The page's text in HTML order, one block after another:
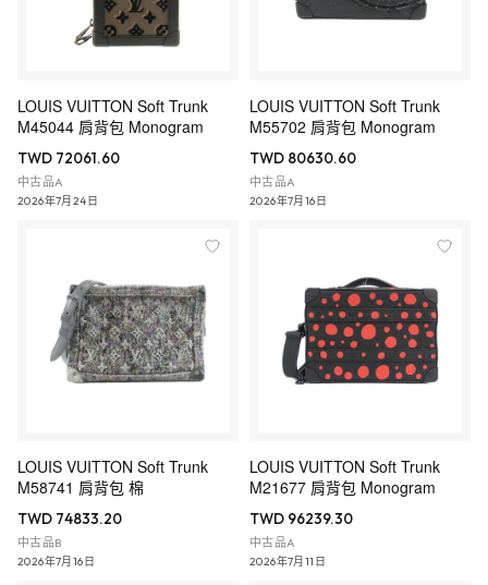
LOUIS VUITTON Soft Trunk
M45044 肩背包 Monogram
TWD 72061.60
中古品A
2026年7月24日
LOUIS VUITTON Soft Trunk
M55702 肩背包 Monogram
TWD 80630.60
中古品A
2026年7月16日
LOUIS VUITTON Soft Trunk
M58741 肩背包 棉
TWD 74833.20
中古品B
2026年7月16日
LOUIS VUITTON Soft Trunk
M21677 肩背包 Monogram
TWD 96239.30
中古品A
2026年7月11日